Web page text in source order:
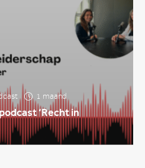
1 maand
‘Recht in